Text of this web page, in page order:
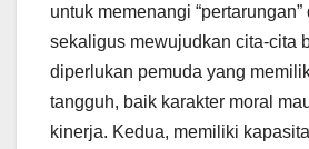
untuk memenangi
sekaligus mewujudkan cita-cita
diperlukan pemuda yang
tangguh, baik karakter moral
kinerja. Kedua, memiliki